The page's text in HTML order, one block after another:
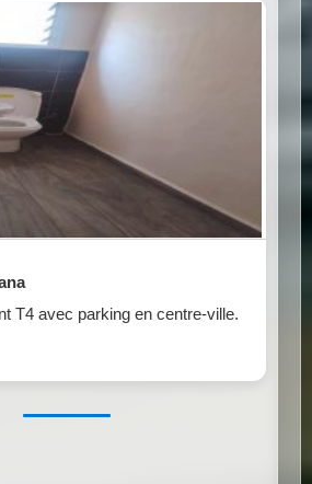
T4 avec parking en centre-ville.